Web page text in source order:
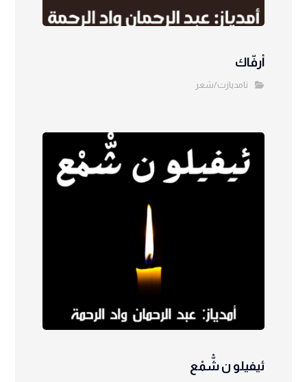
أرفّاك
تامديازت/شعر
ئيفيلو ن شّْمْع